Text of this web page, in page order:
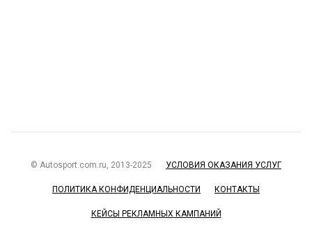
© Autosport.com.ru, 2013-2025 УСЛОВИЯ ОКАЗАНИЯ УСЛУГ
ПОЛИТИКА КОНФИДЕНЦИАЛЬНОСТИ КОНТАКТЫ
КЕЙСЫ РЕКЛАМНЫХ КАМПАНИЙ